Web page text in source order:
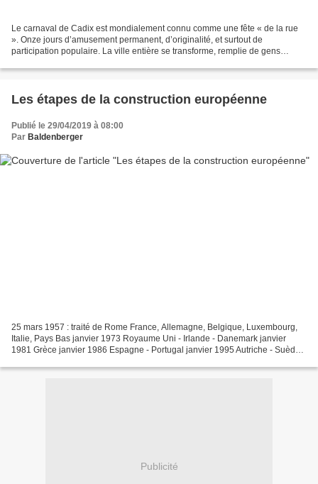
Le carnaval de Cadix est mondialement connu comme une fête « de la rue
». Onze jours d’amusement permanent, d’originalité, et surtout de
participation populaire. La ville entière se transforme, remplie de gens
Les étapes de la construction européenne
Publié le 29/04/2019 à 08:00
Par Baldenberger
25 mars 1957 : traité de Rome France, Allemagne, Belgique, Luxembourg,
Italie, Pays Bas janvier 1973 Royaume Uni - Irlande - Danemark janvier
1981 Grèce janvier 1986 Espagne - Portugal janvier 1995 Autriche - Suède -
Publicité